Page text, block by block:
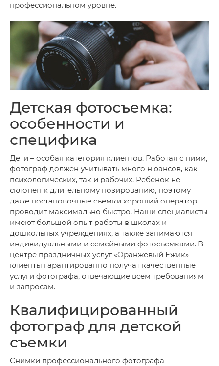
профессиональном уровне.
Детская фотосъемка:
особенности и
специфика
Дети – особая категория клиентов. Работая с ними,
фотограф должен учитывать много нюансов, как
психологических, так и рабочих. Ребенок не
склонен к длительному позированию, поэтому
даже постановочные съемки хороший оператор
проводит максимально быстро. Наши специалисты
имеют большой опыт работы в школах и
дошкольных учреждениях, а также занимаются
индивидуальными и семейными фотосъемками. В
центре праздничных услуг «Оранжевый Ёжик»
клиенты гарантированно получат качественные
услуги фотографа, отвечающие всем требованиям
и запросам.
Квалифицированный
фотограф для детской
съемки
Снимки профессионального фотографа